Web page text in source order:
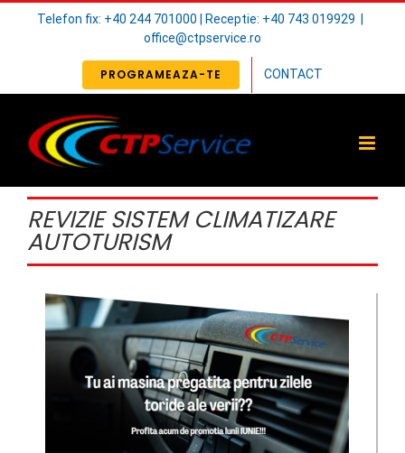
Telefon fix: +40 244 701000 | Receptie: +40 743 019929
office@ctpservice.ro
PROGRAMEAZA-TE CONTACT
REVIZIE SISTEM CLIMATIZARE
AUTOTURISM